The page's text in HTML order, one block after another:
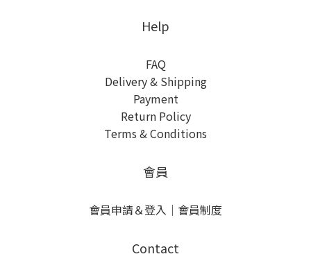
Help
FAQ
Delivery & Shipping
Payment
Return Policy
Terms & Conditions
會員
會員申請＆登入 ｜ 會員制度
Contact